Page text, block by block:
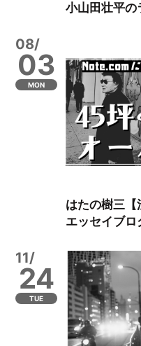
小山田壮平の
08/
03
MON
はたの樹三【
エッセイブロ
11/
24
TUE